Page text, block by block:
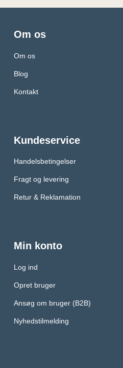
Om os
Om os
Blog
Kontakt
Kundeservice
Handelsbetingelser
Fragt og levering
Retur & Reklamation
Min konto
Log ind
Opret bruger
Ansøg om bruger (B2B)
Nyhedstilmelding